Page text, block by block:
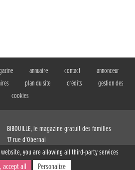
annuaire contact
annonceur
plan du site crédits
gestion des
cookies
BIBOUILLE, le magazine gratuit des familles
17 rue d'Obernai
Strasbourg (67)
T. 03 88 61 73 54
you are allowing all third-party services
all Personalize